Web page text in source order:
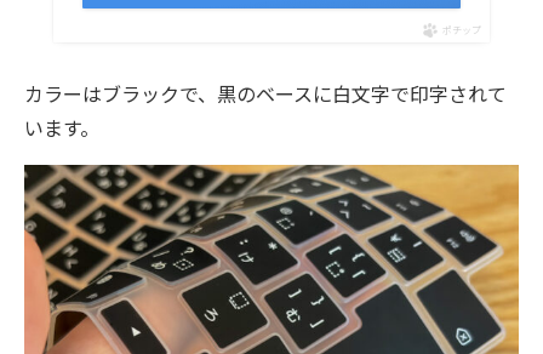
ポチップ
カラーはブラックで、黒のベースに白文字で印字されて
います。